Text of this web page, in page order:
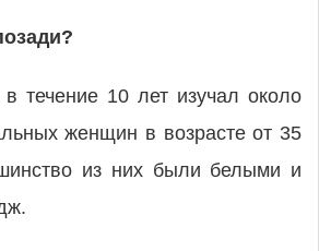
течение 10 лет изучал около
женщин в возрасте от 35
из них были белыми и